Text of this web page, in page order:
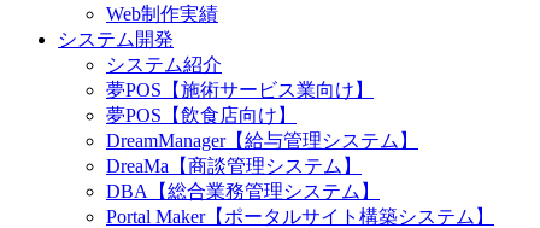
Web制作実績
システム開発
システム紹介
夢POS【施術サービス業向け】
夢POS【飲食店向け】
DreamManager【給与管理システム】
DreaMa【商談管理システム】
DBA【総合業務管理システム】
Portal Maker【ポータルサイト構築システム】